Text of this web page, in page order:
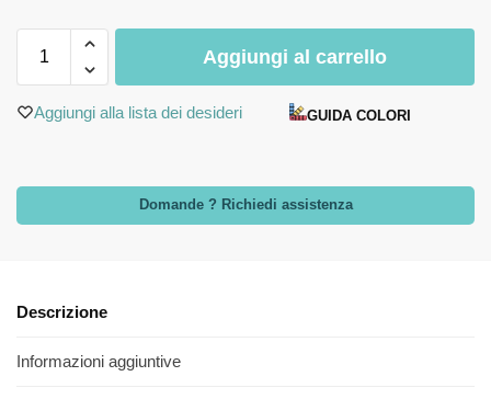
Aggiungi al carrello
Aggiungi alla lista dei desideri GUIDA COLORI
Domande ? Richiedi assistenza
Descrizione
Informazioni aggiuntive